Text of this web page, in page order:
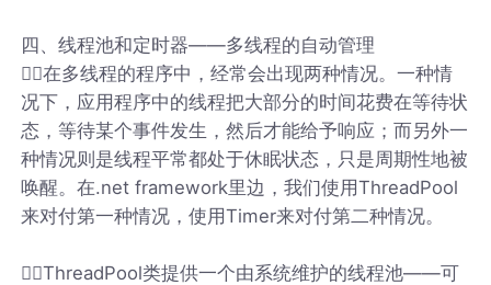
四、线程池和定时器——多线程的自动管理
在多线程的程序中，经常会出现两种情况。一种情
况下，应用程序中的线程把大部分的时间花费在等待状
态，等待某个事件发生，然后才能给予响应；而另外一
种情况则是线程平常都处于休眠状态，只是周期性地被
唤醒。在.net framework里边，我们使用ThreadPool
来对付第一种情况，使用Timer来对付第二种情况。
ThreadPool类提供一个由系统维护的线程池——可